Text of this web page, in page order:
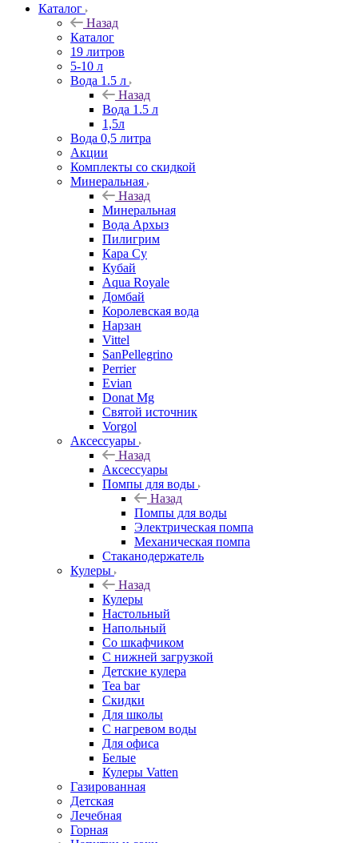
Каталог
Назад
Каталог
19 литров
5-10 л
Вода 1.5 л
Назад
Вода 1.5 л
1,5л
Вода 0,5 литра
Акции
Комплекты со скидкой
Минеральная
Назад
Минеральная
Вода Архыз
Пилигрим
Кара Су
Кубай
Aqua Royale
Домбай
Королевская вода
Нарзан
Vittel
SanPellegrino
Perrier
Evian
Donat Mg
Святой источник
Vorgol
Аксессуары
Назад
Аксессуары
Помпы для воды
Назад
Помпы для воды
Электрическая помпа
Механическая помпа
Стаканодержатель
Кулеры
Назад
Кулеры
Настольный
Напольный
Со шкафчиком
С нижней загрузкой
Детские кулера
Tea bar
Скидки
Для школы
С нагревом воды
Для офиса
Белые
Кулеры Vatten
Газированная
Детская
Лечебная
Горная